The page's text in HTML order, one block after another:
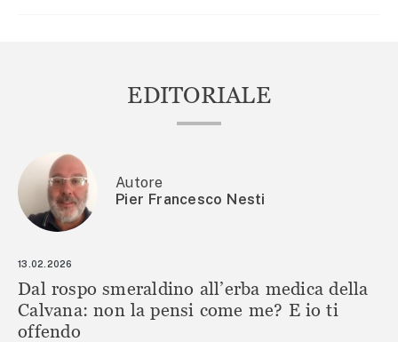
EDITORIALE
Autore
Pier Francesco Nesti
13.02.2026
Dal rospo smeraldino all’erba medica della
Calvana: non la pensi come me? E io ti
offendo